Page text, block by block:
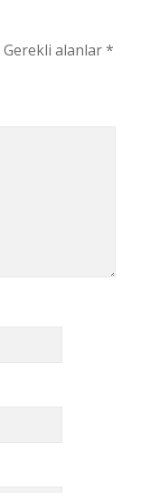
Gerekli alanlar*